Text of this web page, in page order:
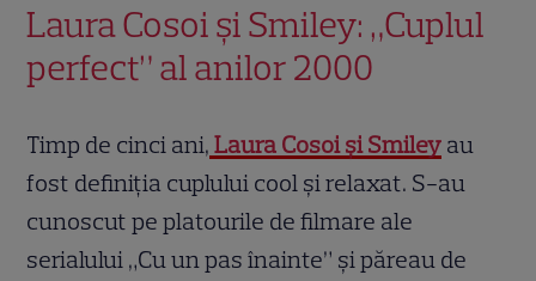
Laura Cosoi și Smiley: „Cuplul
perfect” al anilor 2000
Timp de cinci ani, Laura Cosoi și Smiley au
fost definiția cuplului cool și relaxat. S-au
cunoscut pe platourile de filmare ale
serialului „Cu un pas înainte” și păreau de